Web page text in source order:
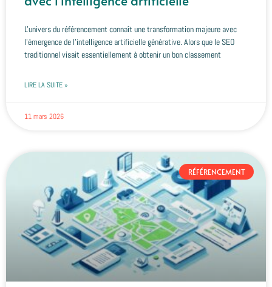
L'univers du référencement connaît une transformation majeure avec
l'émergence de l'intelligence artificielle générative. Alors que le SEO
traditionnel visait essentiellement à obtenir un bon classement
LIRE LA SUITE »
11 mars 2026
RÉFÉRENCEMENT